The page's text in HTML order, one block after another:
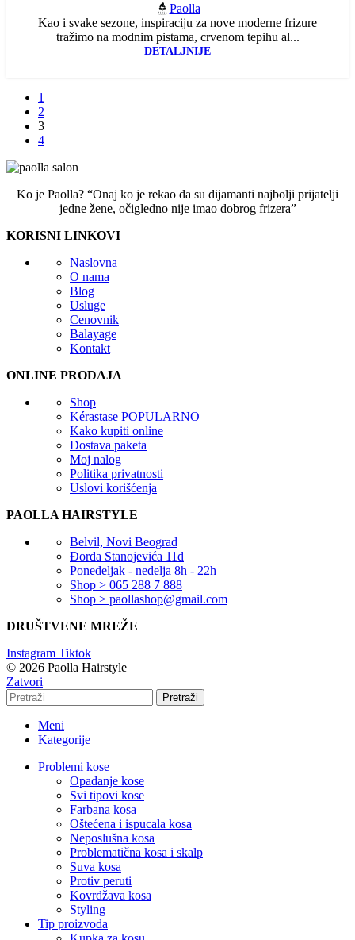
Paolla
Kao i svake sezone, inspiraciju za nove moderne frizure
tražimo na modnim pistama, crvenom tepihu al...
DETALJNIJE
1
2
3
4
Ko je Paolla? “Onaj ko je rekao da su dijamanti najbolji prijatelji
jedne žene, očigledno nije imao dobrog frizera”
KORISNI LINKOVI
Naslovna
O nama
Blog
Usluge
Cenovnik
Balayage
Kontakt
ONLINE PRODAJA
Shop
Kérastase POPULARNO
Kako kupiti online
Dostava paketa
Moj nalog
Politika privatnosti
Uslovi korišćenja
PAOLLA HAIRSTYLE
Belvil, Novi Beograd
Đorđa Stanojevića 11d
Ponedeljak - nedelja 8h - 22h
Shop > 065 288 7 888
Shop > paollashop@gmail.com
DRUŠTVENE MREŽE
Instagram Tiktok
© 2026 Paolla Hairstyle
Zatvori
Pretraži
Meni
Kategorije
Problemi kose
Opadanje kose
Svi tipovi kose
Farbana kosa
Oštećena i ispucala kosa
Neposlušna kosa
Problematična kosa i skalp
Suva kosa
Protiv peruti
Kovrdžava kosa
Styling
Tip proizvoda